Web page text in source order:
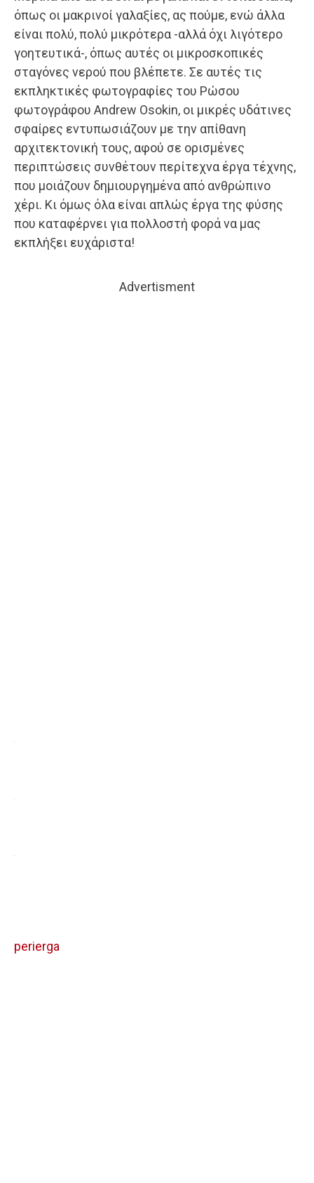
όπως οι μακρινοί γαλαξίες, ας πούμε, ενώ άλλα
είναι πολύ, πολύ μικρότερα -αλλά όχι λιγότερο
γοητευτικά-, όπως αυτές οι μικροσκοπικές
σταγόνες νερού που βλέπετε. Σε αυτές τις
εκπληκτικές φωτογραφίες του Ρώσου
φωτογράφου Andrew Osokin, οι μικρές υδάτινες
σφαίρες εντυπωσιάζουν με την απίθανη
αρχιτεκτονική τους, αφού σε ορισμένες
περιπτώσεις συνθέτουν περίτεχνα έργα τέχνης,
που μοιάζουν δημιουργημένα από ανθρώπινο
χέρι. Κι όμως όλα είναι απλώς έργα της φύσης
που καταφέρνει για πολλοστή φορά να μας
εκπλήξει ευχάριστα!
Advertisment
perierga